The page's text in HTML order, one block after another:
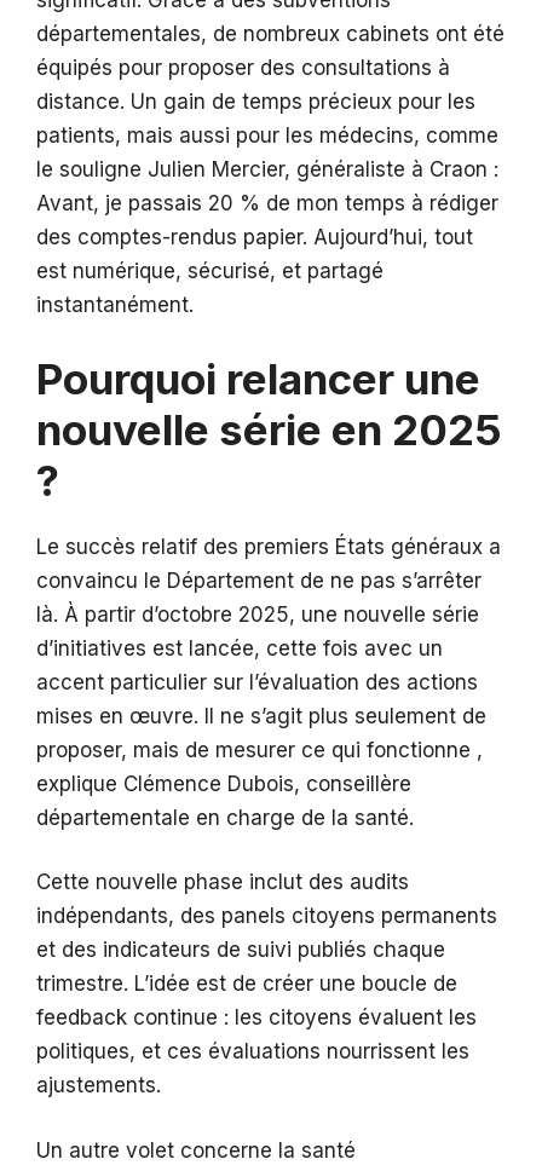
départementales, de nombreux cabinets ont été
équipés pour proposer des consultations à
distance. Un gain de temps précieux pour les
patients, mais aussi pour les médecins, comme
le souligne Julien Mercier, généraliste à Craon :
Avant, je passais 20 % de mon temps à rédiger
des comptes-rendus papier. Aujourd’hui, tout
est numérique, sécurisé, et partagé
instantanément.
Pourquoi relancer une
nouvelle série en 2025
?
Le succès relatif des premiers États généraux a
convaincu le Département de ne pas s’arrêter
là. À partir d’octobre 2025, une nouvelle série
d’initiatives est lancée, cette fois avec un
accent particulier sur l’évaluation des actions
mises en œuvre. Il ne s’agit plus seulement de
proposer, mais de mesurer ce qui fonctionne ,
explique Clémence Dubois, conseillère
départementale en charge de la santé.
Cette nouvelle phase inclut des audits
indépendants, des panels citoyens permanents
et des indicateurs de suivi publiés chaque
trimestre. L’idée est de créer une boucle de
feedback continue : les citoyens évaluent les
politiques, et ces évaluations nourrissent les
ajustements.
Un autre volet concerne la santé